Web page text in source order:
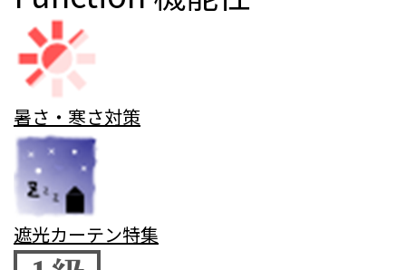
暑さ・寒さ対策
遮光カーテン特集